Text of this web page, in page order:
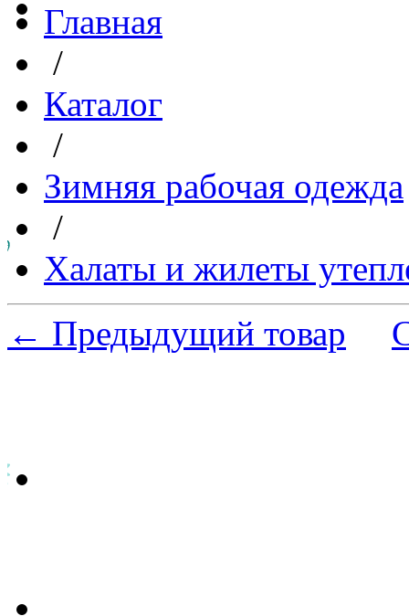
Главная
/
Каталог
/
Зимняя рабочая одежда
/
Халаты и жилеты
← Предыдущий товар